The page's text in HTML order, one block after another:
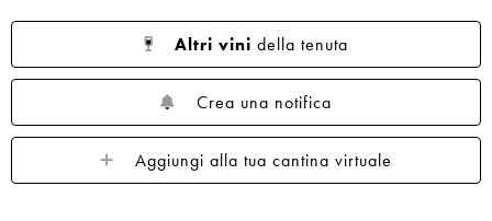
Altri vini della tenuta
Crea una notifica
Aggiungi alla tua cantina virtuale